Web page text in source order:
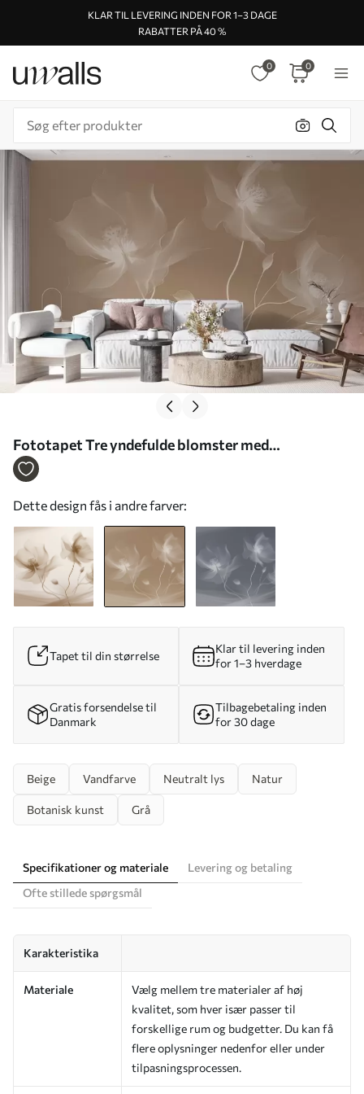
KLAR TIL LEVERING INDEN FOR 1–3 DAGE
RABATTER PÅ 40 %
0 0
Fototapet Tre yndefulde blomster med
gennemskinnelige kronblade, sammenflettet med
Dette design fås i andre farver:
Tapet til din størrelse
Klar til levering inden
for 1–3 hverdage
Gratis forsendelse til
Danmark
Tilbagebetaling inden
for 30 dage
Beige Vandfarve Neutralt lys Natur
Botanisk kunst Grå
Specifikationer og materiale
Levering og betaling
Ofte stillede spørgsmål
Karakteristika
Materiale
Vælg mellem tre materialer af høj
kvalitet, som hver især passer til
forskellige rum og budgetter. Du kan få
flere oplysninger nedenfor eller under
tilpasningsprocessen.